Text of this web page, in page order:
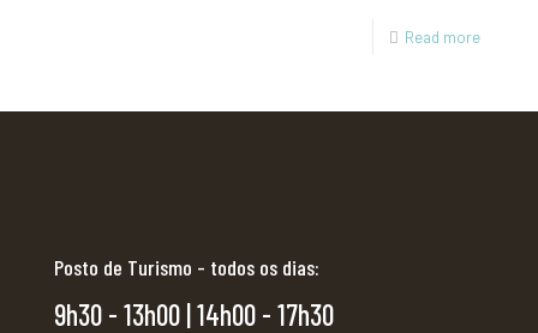
Read more
Posto de Turismo - todos os dias:
9h30 - 13h00 | 14h00 - 17h30